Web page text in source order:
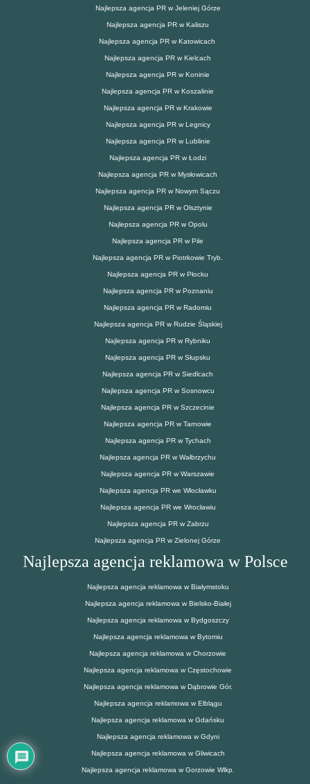
Najlepsza agencja PR w Jeleniej Górze
Najlepsza agencja PR w Kaliszu
Najlepsza agencja PR w Katowicach
Najlepsza agencja PR w Kielcach
Najlepsza agencja PR w Koninie
Najlepsza agencja PR w Koszalinie
Najlepsza agencja PR w Krakowie
Najlepsza agencja PR w Legnicy
Najlepsza agencja PR w Lublinie
Najlepsza agencja PR w Łodzi
Najlepsza agencja PR w Mysłowicach
Najlepsza agencja PR w Nowym Sączu
Najlepsza agencja PR w Olsztynie
Najlepsza agencja PR w Opolu
Najlepsza agencja PR w Pile
Najlepsza agencja PR w Piotrkowie Tryb.
Najlepsza agencja PR w Płocku
Najlepsza agencja PR w Poznaniu
Najlepsza agencja PR w Radomiu
Najlepsza agencja PR w Rudzie Śląskiej
Najlepsza agencja PR w Rybniku
Najlepsza agencja PR w Słupsku
Najlepsza agencja PR w Siedlcach
Najlepsza agencja PR w Sosnowcu
Najlepsza agencja PR w Szczecinie
Najlepsza agencja PR w Tarnowie
Najlepsza agencja PR w Tychach
Najlepsza agencja PR w Wałbrzychu
Najlepsza agencja PR w Warszawie
Najlepsza agencja PR we Włocławku
Najlepsza agencja PR we Wrocławiu
Najlepsza agencja PR w Zabrzu
Najlepsza agencja PR w Zielonej Górze
Najlepsza agencja reklamowa w Polsce
Najlepsza agencja reklamowa w Białymstoku
Najlepsza agencja reklamowa w Bielsko-Białej
Najlepsza agencja reklamowa w Bydgoszczy
Najlepsza agencja reklamowa w Bytomiu
Najlepsza agencja reklamowa w Chorzowie
Najlepsza agencja reklamowa w Częstochowie
Najlepsza agencja reklamowa w Dąbrowie Gór.
Najlepsza agencja reklamowa w Elblągu
Najlepsza agencja reklamowa w Gdańsku
Najlepsza agencja reklamowa w Gdyni
Najlepsza agencja reklamowa w Gliwicach
Najlepsza agencja reklamowa w Gorzowie Wlkp.